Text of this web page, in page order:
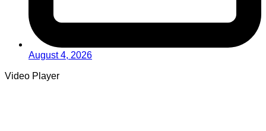
August 4, 2026
Video Player